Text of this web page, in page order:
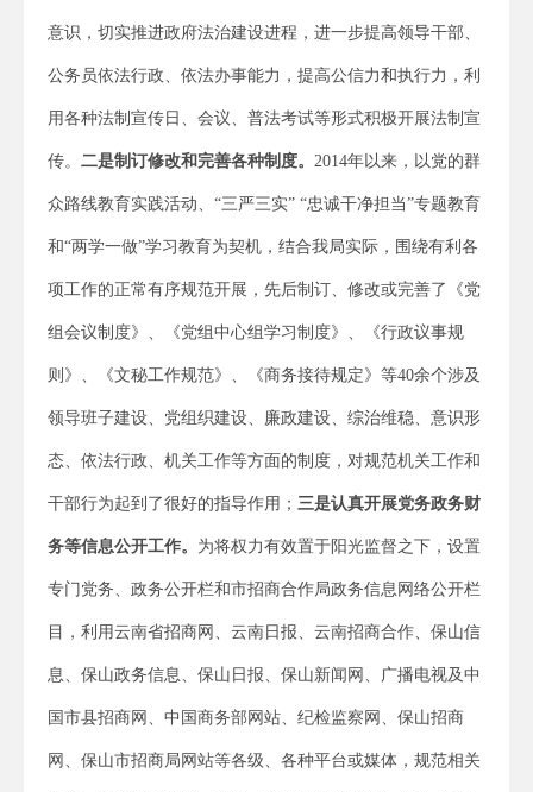
意识，切实推进政府法治建设进程，进一步提高领导干部、
公务员依法行政、依法办事能力，提高公信力和执行力，利
用各种法制宣传日、会议、普法考试等形式积极开展法制宣
传。 二是制订修改和完善各种制度。 2014年以来，以党的群
众路线教育实践活动、“三严三实” “忠诚干净担当”专题教育
和“两学一做”学习教育为契机，结合我局实际，围绕有利各
项工作的正常有序规范开展，先后制订、修改或完善了《党
组会议制度》、《党组中心组学习制度》、《行政议事规
则》、《文秘工作规范》、《商务接待规定》等40余个涉及
领导班子建设、党组织建设、廉政建设、综治维稳、意识形
态、依法行政、机关工作等方面的制度，对规范机关工作和
干部行为起到了很好的指导作用； 三是认真开展党务政务财
务等信息公开工作。 为将权力有效置于阳光监督之下，设置
专门党务、政务公开栏和市招商合作局政务信息网络公开栏
目，利用云南省招商网、云南日报、云南招商合作、保山信
息、保山政务信息、保山日报、保山新闻网、广播电视及中
国市县招商网、中国商务部网站、纪检监察网、保山招商
网、保山市招商局网站等各级、各种平台或媒体，规范相关